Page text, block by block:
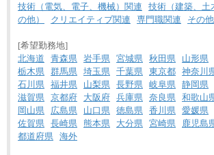
技術（電気、電子、機械）関連
技術（建築、土
の他）
クリエイティブ関連 専門職関連 その他
[希望勤務地]
北海道
青森県 岩手県 宮城県 秋田県 山形県
栃木県
群馬県 埼玉県 千葉県 東京都 神奈川
石川県
福井県 山梨県 長野県 岐阜県 静岡県
滋賀県
京都府 大阪府 兵庫県 奈良県 和歌山
岡山県
広島県 山口県 徳島県 香川県 愛媛県
佐賀県
長崎県 熊本県 大分県 宮崎県 鹿児島
都道府県
海外